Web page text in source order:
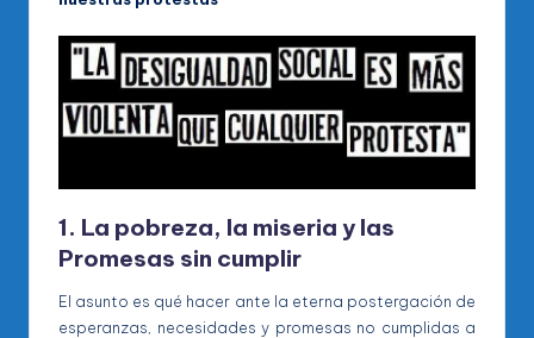
1. La pobreza, la miseria y las
Promesas sin cumplir
El asunto es qué hacer ante la eterna postergación de
esperanzas, necesidades y promesas no cumplidas a